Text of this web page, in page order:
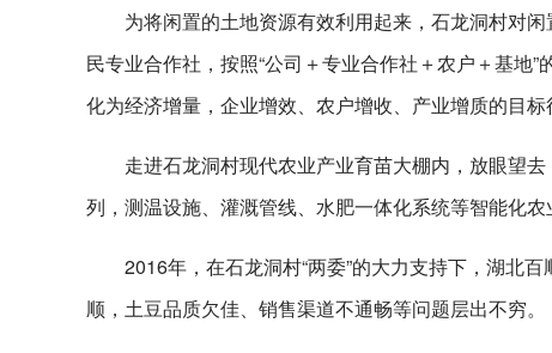
为将闲置的土地资源有效利用起来，石龙洞村对
民专业合作社，按照“公司＋专业合作社＋农户＋基地
化为经济增量，企业增效、农户增收、产业增质的目标
走进石龙洞村现代农业产业育苗大棚内，放眼望
列，测温设施、灌溉管线、水肥一体化系统等智能化农
2016年，在石龙洞村“两委”的大力支持下，湖北
顺，土豆品质欠佳、销售渠道不通畅等问题层出不穷。